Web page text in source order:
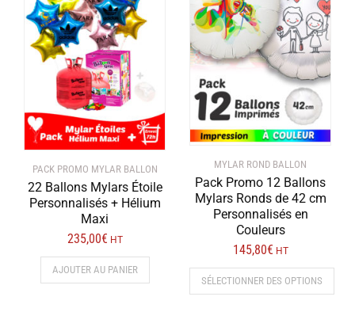
PACK PROMO MYLAR BALLON
22 Ballons Mylars Étoile
Personnalisés + Hélium
Maxi
235,00€ HT
AJOUTER AU PANIER
MYLAR ROND BALLON
Pack Promo 12 Ballons
Mylars Ronds de 42 cm
Personnalisés en
Couleurs
145,80€ HT
SÉLECTIONNER DES OPTIONS